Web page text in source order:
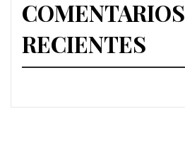
COMENTARIOS
RECIENTES